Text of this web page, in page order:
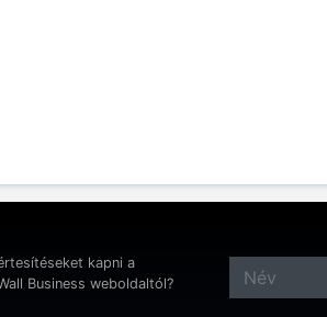
kapni a
Business weboldaltól?